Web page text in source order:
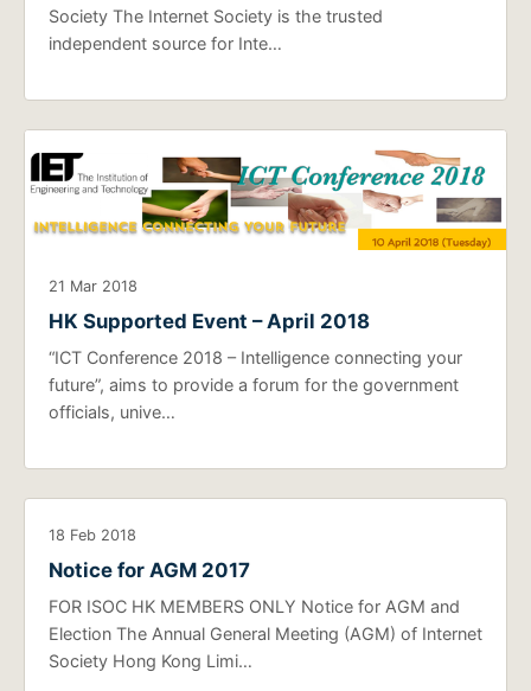
Society The Internet Society is the trusted
independent source for Inte…
21 Mar 2018
HK Supported Event – April 2018
“ICT Conference 2018 – Intelligence connecting your
future”, aims to provide a forum for the government
officials, unive…
18 Feb 2018
Notice for AGM 2017
FOR ISOC HK MEMBERS ONLY Notice for AGM and
Election The Annual General Meeting (AGM) of Internet
Society Hong Kong Limi…